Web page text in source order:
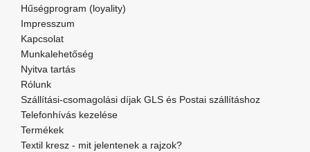
Hűségprogram (loyality)
Impresszum
Kapcsolat
Munkalehetőség
Nyitva tartás
Rólunk
Szállítási-csomagolási díjak GLS és Postai szállításhoz
Telefonhívás kezelése
Termékek
Textil kresz - mit jelentenek a rajzok?